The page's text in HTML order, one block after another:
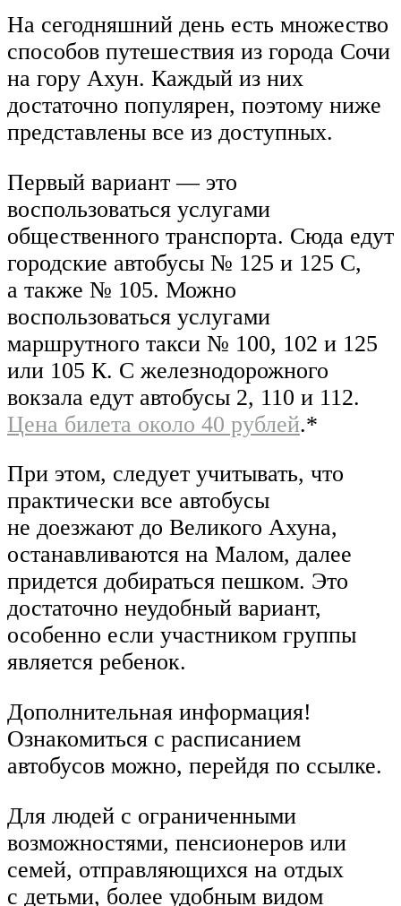
На сегодняшний день есть множество
способов путешествия из города Сочи
на гору Ахун. Каждый из них
достаточно популярен, поэтому ниже
представлены все из доступных.
Первый вариант — это
воспользоваться услугами
общественного транспорта. Сюда едут
городские автобусы № 125 и 125 С,
а также № 105. Можно
воспользоваться услугами
маршрутного такси № 100, 102 и 125
или 105 К. С железнодорожного
вокзала едут автобусы 2, 110 и 112.
Цена билета около 40 рублей.*
При этом, следует учитывать, что
практически все автобусы
не доезжают до Великого Ахуна,
останавливаются на Малом, далее
придется добираться пешком. Это
достаточно неудобный вариант,
особенно если участником группы
является ребенок.
Дополнительная информация!
Ознакомиться с расписанием
автобусов можно, перейдя по ссылке.
Для людей с ограниченными
возможностями, пенсионеров или
семей, отправляющихся на отдых
с детьми, более удобным видом